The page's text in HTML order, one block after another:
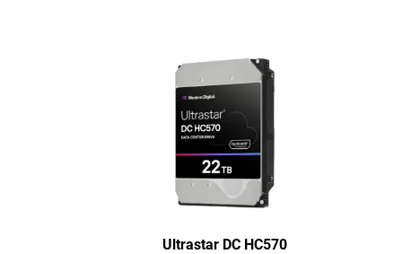
Ultrastar DC HC570